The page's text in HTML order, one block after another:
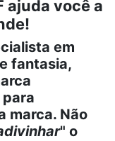
ajuda você a
em
fantasia,
marca. Não
" o